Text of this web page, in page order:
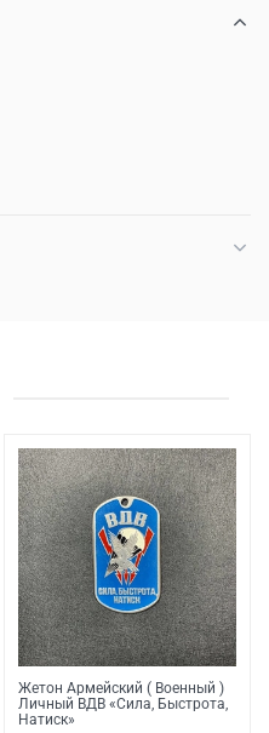
Жетон Армейский ( Военный )
Личный ВДВ «Сила, Быстрота,
Натиск»